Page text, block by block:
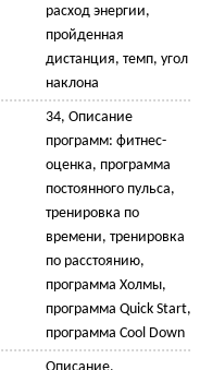
расход энергии,
пройденная
дистанция, темп, угол
наклона
34, Описание
программ: фитнес-
оценка, программа
постоянного пульса,
тренировка по
времени, тренировка
по расстоянию,
программа Холмы,
программа Quick Start,
программа Cool Down